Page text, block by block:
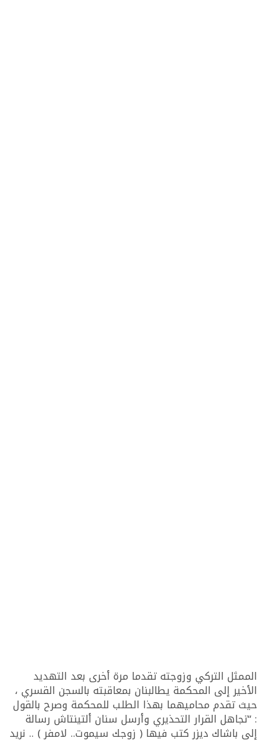
الممثل التركي وزوجته تقدما مرة أخرى بعد التهديد
الأخير إلى المحكمة يطالبنان بمعاقبته بالسجن القسري ،
حيث تقدم محاميهما بهذا الطلب للمحكمة وصرح بالقول
: “تجاهل القرار التحذيري وأرسل سنان ألتينتاش رسالة
إلى باشاك ديزر كتب فيها ( زوجك سيموت.. لامفر ) .. نريد